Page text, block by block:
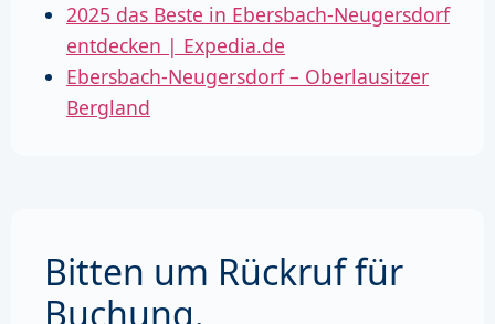
2025 das Beste in Ebersbach-Neugersdorf
entdecken | Expedia.de
Ebersbach-Neugersdorf – Oberlausitzer
Bergland
Bitten um Rückruf für
Buchung.